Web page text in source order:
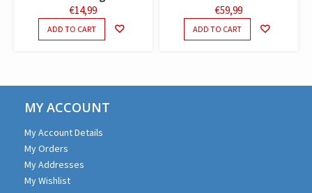
€14,99
ADD TO CART
€59,99
ADD TO CART
MY ACCOUNT
My Account Details
My Orders
My Addresses
My Wishlist